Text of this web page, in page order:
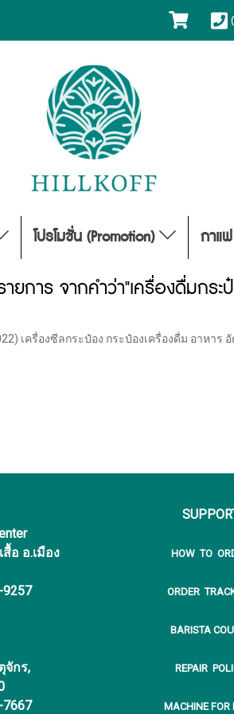
โปรโมชั่น (Promotion) กาแ
ยการ จากคำว่า"เครื่องดื่มกระ
เครื่องซีลกระป๋อง กระป๋องเครื่องดื่ม อาหาร
อ อ.เมือง
จักร,
HOW TO
ORDER
BARISTA
REPAIR
MACHINE FOR